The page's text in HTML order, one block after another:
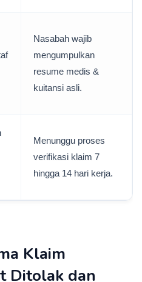
Nasabah wajib
mengumpulkan
resume medis &
kuitansi asli.
Menunggu proses
verifikasi klaim 7
hingga 14 hari kerja.
Klaim
Ditolak dan